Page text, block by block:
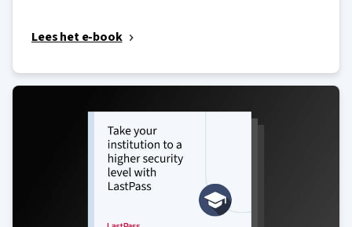
Lees het e-book